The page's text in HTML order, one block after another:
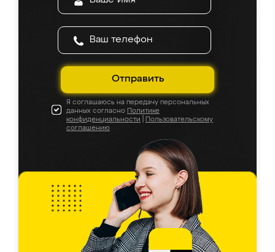
Отправить
Я соглашаюсь на передачу персональных
данных согласно Политике
конфиденциальности
Пользовательскому
соглашению